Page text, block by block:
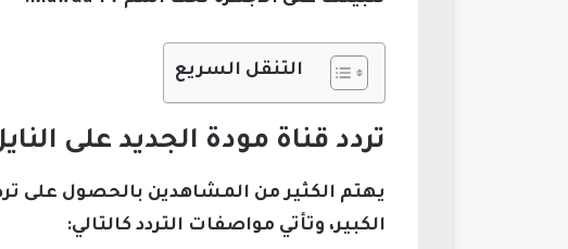
التنقل السريع
تردد قناة مودة الجديد على
يهتم الكثير من المشاهدين بالحصول على
الكبير، وتأتي مواصفات التردد كالتالي: